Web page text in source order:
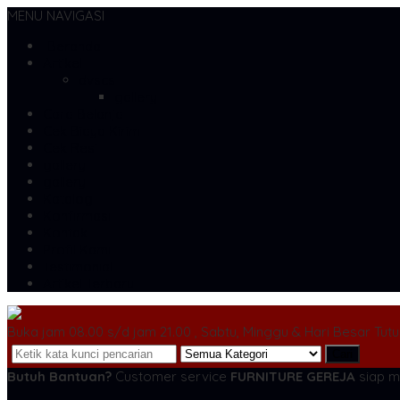
MENU NAVIGASI
Buka jam 08.00 s/d jam 21.00 , Sabtu, Minggu & Hari Besar
Butuh Bantuan? Customer service FURNITURE GEREJA siap